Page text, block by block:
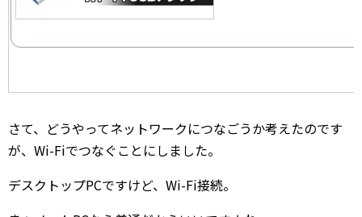
さて、どうやってネットワークにつなごうか考えたのです
が、Wi-Fiでつなぐことにしました。
デスクトップPCですけど、Wi-Fi接続。